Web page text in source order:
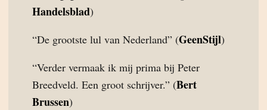
Handelsblad)
“De grootste lul van Nederland” (GeenStijl)
“Verder vermaak ik mij prima bij Peter
Breedveld. Een groot schrijver.” (Bert
Brussen)